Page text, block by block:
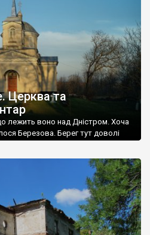
ознаками – цвинтар
19 століттям. У 1924-1940
Церква та
лежить воно над Дністром. Хоча
Березова. Берег тут доволі
від більшості навколишніх
церква. Точної дати […]